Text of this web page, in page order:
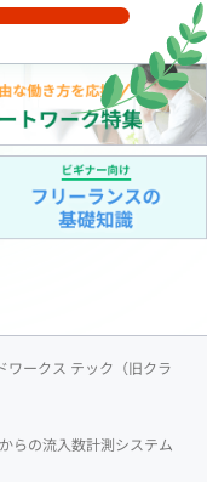
ワークス テック（旧クラ
らの流入数計測システム